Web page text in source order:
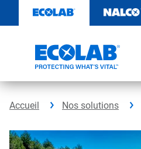
contenu​​​​​​​
Accueil Nos solutions